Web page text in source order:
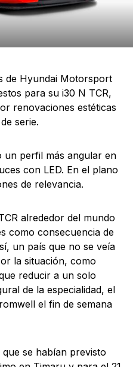
de Hyundai Motorsport
para su i30 N TCR,
renovaciones estéticas
serie.
un perfil más angular en
con LED. En el plano
de relevancia.
alrededor del mundo
como consecuencia de
un país que no se veía
la situación, como
reducir a un solo
de la especialidad, el
el fin de semana
se habían previsto